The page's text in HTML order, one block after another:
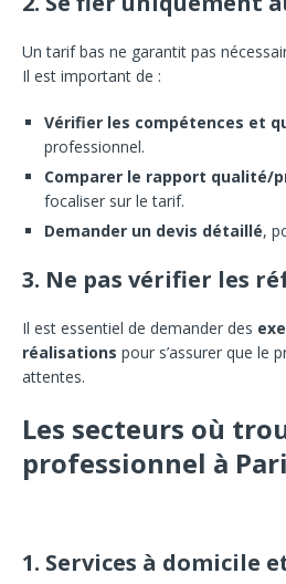
Un tarif bas ne garantit pas
Il est important de :
Vérifier les compétences et
professionnel.
Comparer le rapport qualité/
focaliser sur le tarif.
Demander un devis détaillé,
3. Ne pas vérifier les
Il est essentiel de demander des
réalisations pour s’assurer que le
attentes.
Les secteurs où
professionnel à
1. Services à domicile